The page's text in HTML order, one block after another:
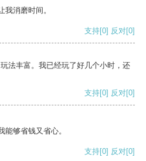
消磨时间。
支持[0] 反对[0]
法丰富。我已经玩了好几个小时，还
支持[0] 反对[0]
够省钱又省心。
支持[0] 反对[0]